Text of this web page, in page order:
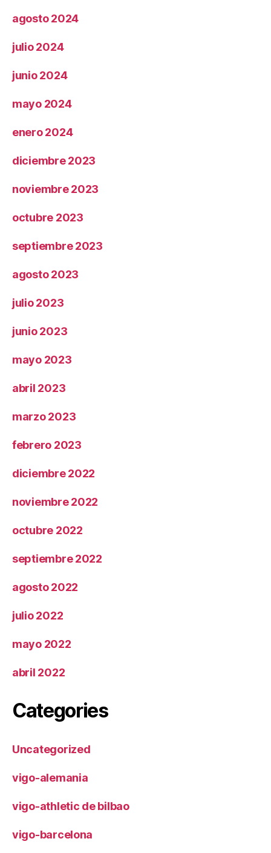
agosto 2024
julio 2024
junio 2024
mayo 2024
enero 2024
diciembre 2023
noviembre 2023
octubre 2023
septiembre 2023
agosto 2023
julio 2023
junio 2023
mayo 2023
abril 2023
marzo 2023
febrero 2023
diciembre 2022
noviembre 2022
octubre 2022
septiembre 2022
agosto 2022
julio 2022
mayo 2022
abril 2022
Categories
Uncategorized
vigo-alemania
vigo-athletic de bilbao
vigo-barcelona